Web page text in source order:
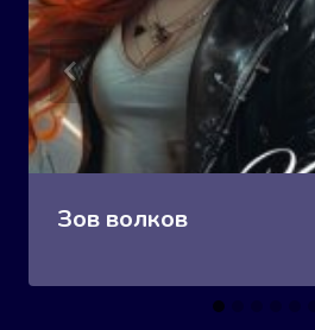
Зов волков